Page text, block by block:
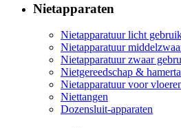
Nietapparaten
Nietapparatuur licht
Nietapparatuur
Nietapparatuur zwaar
Nietgereedschap &
Nietapparatuur voor
Niettangen
Dozensluit-apparaten